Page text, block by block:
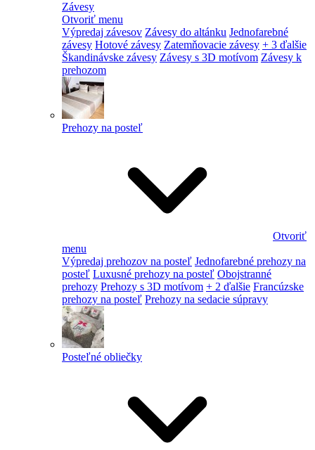
Závesy
Otvoriť menu
Výpredaj závesov Závesy do altánku Jednofarebné
závesy Hotové závesy Zatemňovacie závesy + 3 ďalšie
Škandinávske závesy Závesy s 3D motívom Závesy k
prehozom
Prehozy na posteľ
Otvoriť
menu
Výpredaj prehozov na posteľ Jednofarebné prehozy na
posteľ Luxusné prehozy na posteľ Obojstranné
prehozy Prehozy s 3D motívom + 2 ďalšie Francúzske
prehozy na posteľ Prehozy na sedacie súpravy
Posteľné obliečky